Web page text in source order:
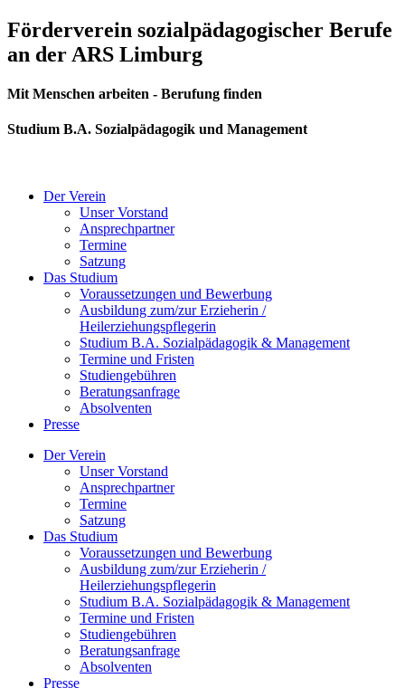
Zum
Inhalt
springen
Förderverein sozialpädagogischer Berufe
an der ARS Limburg
Mit Menschen arbeiten - Berufung finden
Studium B.A. Sozialpädagogik und Management
Der Verein
Unser Vorstand
Ansprechpartner
Termine
Satzung
Das Studium
Voraussetzungen und Bewerbung
Ausbildung zum/zur Erzieherin /
Heilerziehungspflegerin
Studium B.A. Sozialpädagogik & Management
Termine und Fristen
Studiengebühren
Beratungsanfrage
Absolventen
Presse
Der Verein
Unser Vorstand
Ansprechpartner
Termine
Satzung
Das Studium
Voraussetzungen und Bewerbung
Ausbildung zum/zur Erzieherin /
Heilerziehungspflegerin
Studium B.A. Sozialpädagogik & Management
Termine und Fristen
Studiengebühren
Beratungsanfrage
Absolventen
Presse